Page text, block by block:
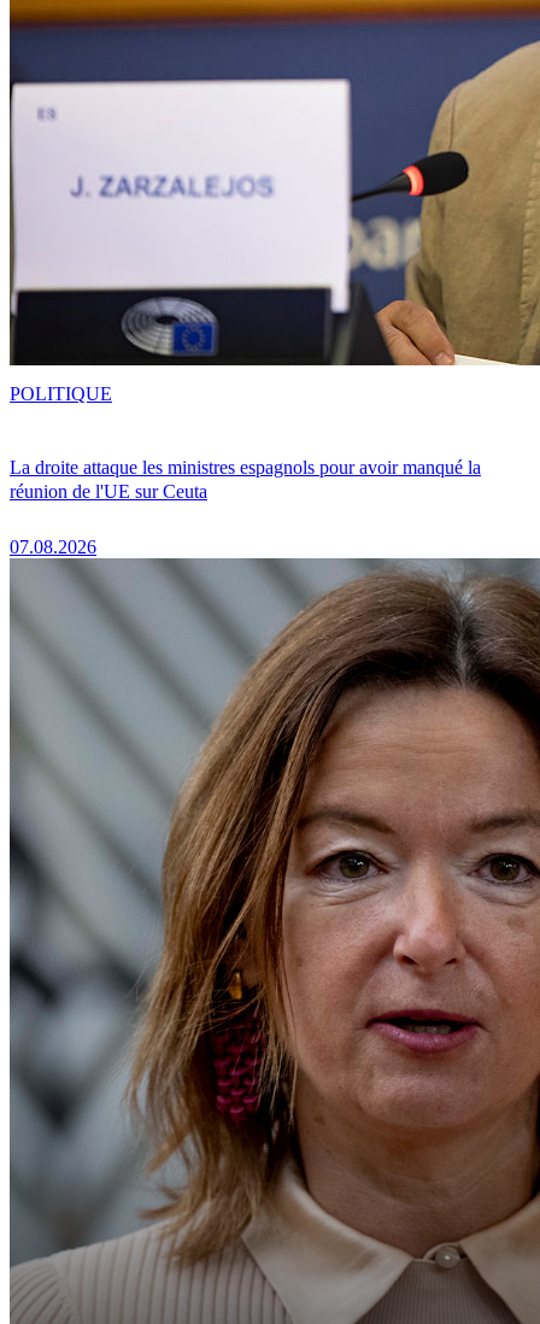
La droite attaque les ministres espagnols pour avoir manqué la
réunion de l'UE sur Ceuta
07.08.2026
POLITIQUE